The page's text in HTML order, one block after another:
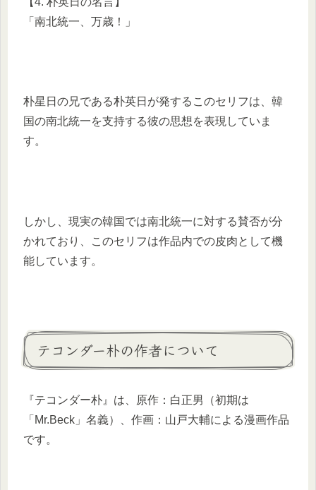
「南北統一、万歳！」
朴星日の兄である朴英日が発するこのセリフは、韓
国の南北統一を支持する彼の思想を表現していま
す。
しかし、現実の韓国では南北統一に対する賛否が分
かれており、このセリフは作品内での皮肉として機
能しています。
テコンダー朴の作者について
『テコンダー朴』は、原作：白正男（初期は
「Mr.Beck」名義）、作画：山戸大輔による漫画作品
です。